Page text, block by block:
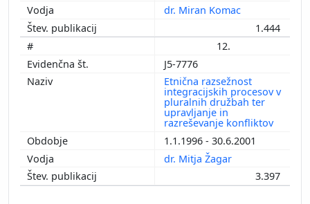
dr. Miran Komac
1.444
12.
J5-7776
Etnična razsežnost
integracijskih procesov v
pluralnih družbah ter
upravljanje in
razreševanje konfliktov
1.1.1996 - 30.6.2001
dr. Mitja Žagar
3.397